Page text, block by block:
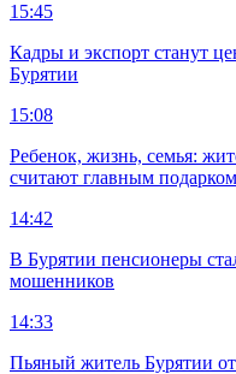
15:45
Кадры и экспорт станут
Бурятии
15:08
Ребенок, жизнь, семья:
считают главным
14:42
В Бурятии пенсионеры
мошенников
14:33
Пьяный житель Бурятии